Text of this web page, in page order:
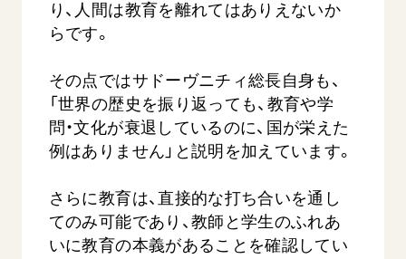
証言 長崎
り、人間は教育を離れてはありえないか
らです。
その点ではサドーヴニチィ総長自身も、
「世界の歴史を振り返っても、教育や学
問・文化が衰退しているのに、国が栄えた
例はありません」と説明を加えています。
さらに教育は、直接的な打ち合いを通し
てのみ可能であり、教師と学生のふれあ
いに教育の本義があることを確認してい